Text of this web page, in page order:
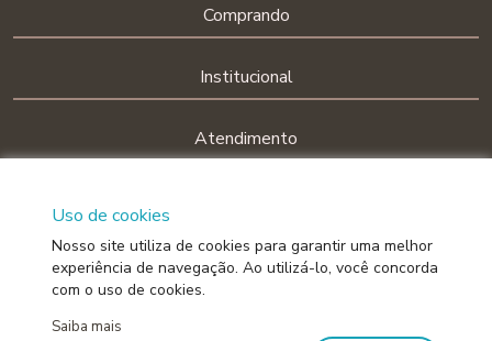
Comprando
Institucional
Atendimento
Siga-nos nas redes sociais!
Uso de cookies
Nosso site utiliza de cookies para garantir uma melhor
experiência de navegação. Ao utilizá-lo, você concorda
com o uso de cookies.
Saiba mais